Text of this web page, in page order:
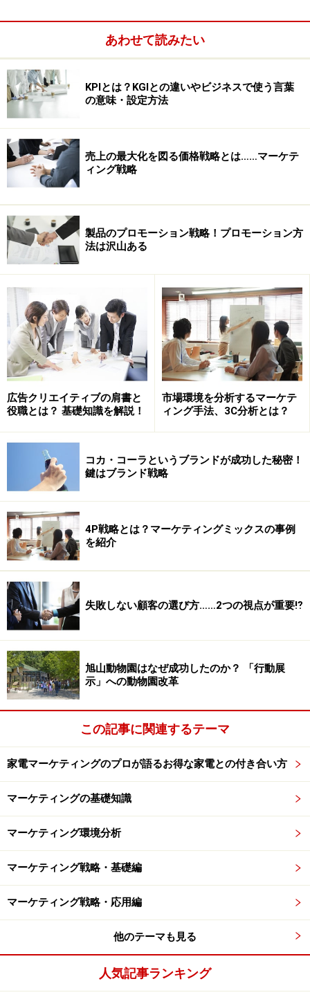
女性向け栄養ドリンクのニーズの高まり
女性の社会進出に伴って、これまで男性が主に栄養補給
のために愛飲していた栄養ドリンクを利用する女性も増
コカ・コーラ社が初めてではない。すでに大正製薬から
は「アルフェ」シリーズという女性のための栄養ドリン
「アルフェ」は女性が不足がちな鉄分を多く含み、ロイ
ヤルゼリーやビタミンを配合するなど、やはり健康と美
容を意識した栄養ドリンクだ。大正製薬は1997年に「ア
ルフェ・ミニ」を発売して以来、木村佳乃さんや京野こ
とみさん、小西真奈美さんなど女性に支持される芸能人
をCMに起用し、ターゲット顧客の心を捉えロングヒット
を記録してきた。
果たして、日本コカ・コーラはどのようなマーケティン
グ戦略で女性の心を掴んでいくのだろうか？
次ページではブランド・エクステンションを見ていくこ
とにしよう。
※記事内容は執筆時点のものです。最新の内容をご確認くださ
1/4 次のページへ
あわせて読みたい
KPIとは？KGIとの違いやビジネスで使う言葉
の意味・設定方法
売上の最大化を図る価格戦略とは……マーケテ
ィング戦略
製品のプロモーション戦略！プロモーション方
法は沢山ある
広告クリエイティブの肩書と
役職とは？ 基礎知識を解説！
市場環境を分析するマーケテ
ィング手法、3C分析とは？
コカ・コーラというブランドが成功した秘密！
鍵はブランド戦略
4P戦略とは？マーケティングミックスの事例
を紹介
失敗しない顧客の選び方……2つの視点が重要⁉
旭山動物園はなぜ成功したのか？ 「行動展
示」への動物園改革
この記事に関連するテーマ
家電マーケティングのプロが語るお得な家電との付き合い方
マーケティングの基礎知識
マーケティング環境分析
マーケティング戦略・基礎編
マーケティング戦略・応用編
他のテーマも見る
人気記事ランキング